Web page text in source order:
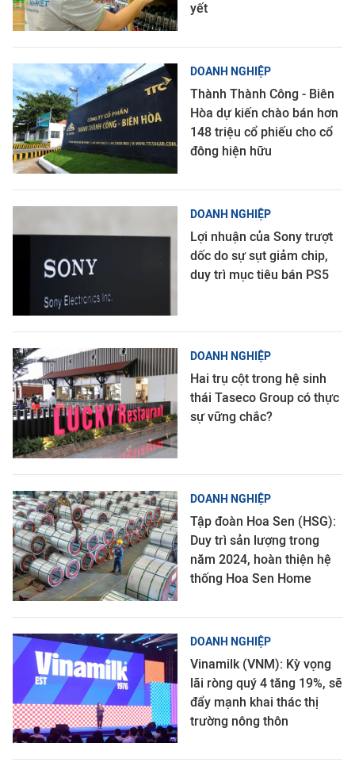
yết
DOANH NGHIỆP
Thành Thành Công - Biên
Hòa dự kiến chào bán hơn
148 triệu cổ phiếu cho cổ
đông hiện hữu
DOANH NGHIỆP
Lợi nhuận của Sony trượt
dốc do sự sụt giảm chip,
duy trì mục tiêu bán PS5
DOANH NGHIỆP
Hai trụ cột trong hệ sinh
thái Taseco Group có thực
sự vững chắc?
DOANH NGHIỆP
Tập đoàn Hoa Sen (HSG):
Duy trì sản lượng trong
năm 2024, hoàn thiện hệ
thống Hoa Sen Home
DOANH NGHIỆP
Vinamilk (VNM): Kỳ vọng
lãi ròng quý 4 tăng 19%, sẽ
đẩy mạnh khai thác thị
trường nông thôn